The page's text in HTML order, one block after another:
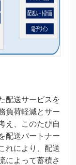
配送サービスを
負荷軽減とサー
え、このたび自
配送パートナー
れにより、配送
によって蓄積さ